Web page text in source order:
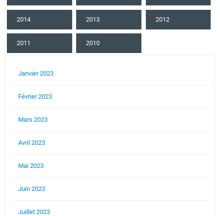
2014 2013 2012
2011 2010
Janvier 2023
Février 2023
Mars 2023
Avril 2023
Mai 2023
Juin 2023
Juillet 2023